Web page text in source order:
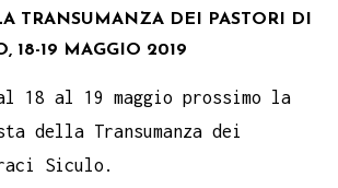
TRANSUMANZA DEI PASTORI DI
18-19 MAGGIO 2019
18 al 19 maggio prossimo la
della Transumanza dei
Siculo.